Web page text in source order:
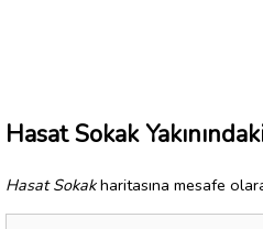
Hasat Sokak
Hasat Sokakharitasına mesafe